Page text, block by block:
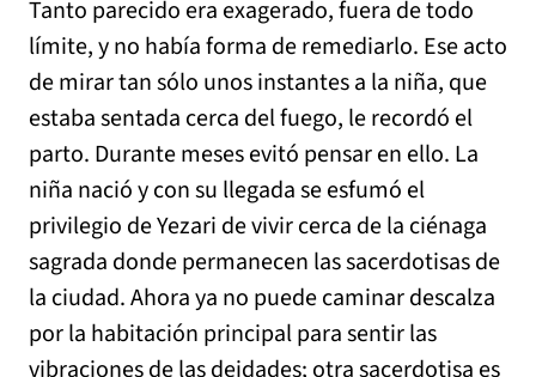
Tanto parecido era exagerado, fuera de todo
límite, y no había forma de remediarlo. Ese acto
de mirar tan sólo unos instantes a la niña, que
estaba sentada cerca del fuego, le recordó el
parto. Durante meses evitó pensar en ello. La
niña nació y con su llegada se esfumó el
privilegio de Yezari de vivir cerca de la ciénaga
sagrada donde permanecen las sacerdotisas de
la ciudad. Ahora ya no puede caminar descalza
por la habitación principal para sentir las